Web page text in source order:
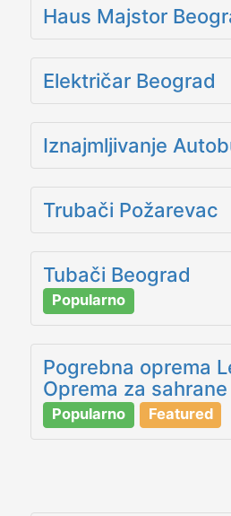
Haus Majstor
Električar Beograd
Iznajmljivanje
Trubači Požarevac
Tubači Beograd
Popularno
Pogrebna oprema
Oprema za sahrane
Popularno Featured